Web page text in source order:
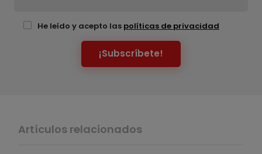
He leído y acepto las políticas de privacidad
¡Subscríbete!
Artículos relacionados